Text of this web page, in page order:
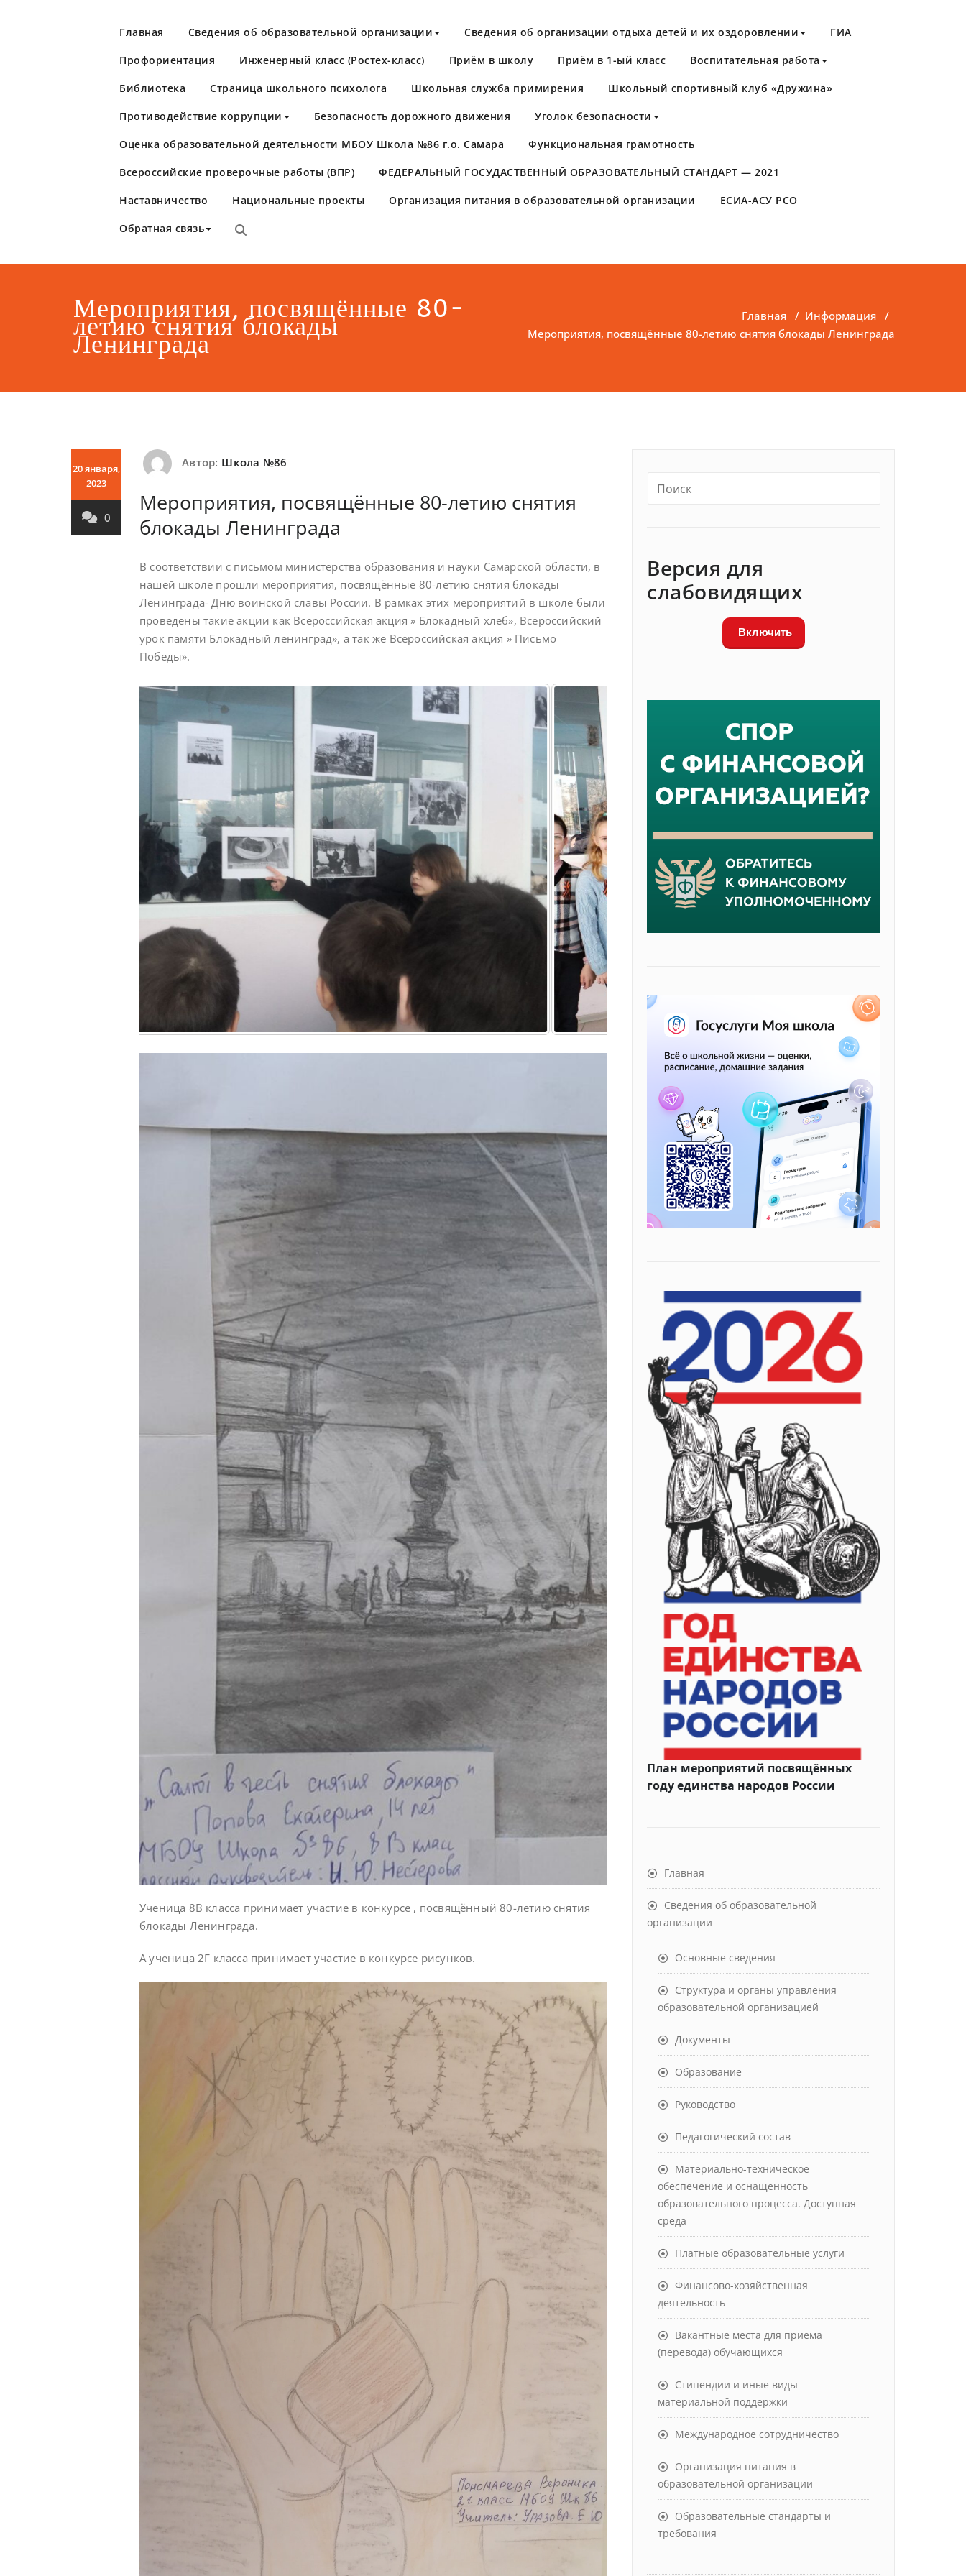
Школа №86
Главная Сведения об образовательной организации Сведения об организации отдыха детей и их оздоровлении ГИА
Профориентация Инженерный класс (Ростех-класс) Приём в школу Приём в 1-ый класс Воспитательная работа
Библиотека Страница школьного психолога Школьная служба примирения Школьный спортивный клуб «Дружина»
Противодействие коррупции Безопасность дорожного движения Уголок безопасности
Оценка образовательной деятельности МБОУ Школа №86 г.о. Самара Функциональная грамотность
Всероссийские проверочные работы (ВПР) ​ФЕДЕРАЛЬНЫЙ ГОСУДАСТВЕННЫЙ ОБРАЗОВАТЕЛЬНЫЙ СТАНДАРТ — 2021
Наставничество Национальные проекты Организация питания в образовательной организации ЕСИА-АСУ РСО
Обратная связь
Мероприятия, посвящённые 80-
летию снятия блокады
Ленинграда
Главная / Информация /
Мероприятия, посвящённые 80-летию снятия блокады Ленинграда
20 января,
2023
0
Автор: Школа №86
Мероприятия, посвящённые 80-летию снятия
блокады Ленинграда
В соответствии с письмом министерства образования и науки Самарской области, в
нашей школе прошли мероприятия, посвящённые 80-летию снятия блокады
Ленинграда- Дню воинской славы России. В рамках этих мероприятий в школе были
проведены такие акции как Всероссийская акция » Блокадный хлеб», Всероссийский
урок памяти Блокадный ленинград», а так же Всероссийская акция » Письмо
Победы».
Ученица 8В класса принимает участие в конкурсе , посвящённый 80-летию снятия
блокады Ленинграда.
А ученица 2Г класса принимает участие в конкурсе рисунков.
Версия для
слабовидящих
Включить
План мероприятий посвящённых
году единства народов России
Главная
Сведения об образовательной
организации
Основные сведения
Структура и органы управления
образовательной организацией
Документы
Образование
Руководство
Педагогический состав
Материально-техническое
обеспечение и оснащенность
образовательного процесса. Доступная
среда
Платные образовательные услуги
Финансово-хозяйственная
деятельность
Вакантные места для приема
(перевода) обучающихся
Стипендии и иные виды
материальной поддержки
Международное сотрудничество
Организация питания в
образовательной организации
Образовательные стандарты и
требования